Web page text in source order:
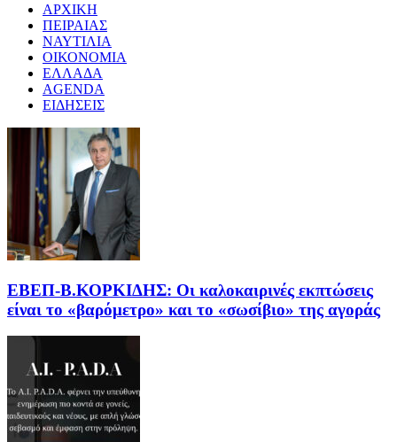
ΑΡΧΙΚΗ
ΠΕΙΡΑΙΑΣ
ΝΑΥΤΙΛΙΑ
ΟΙΚΟΝΟΜΙΑ
ΕΛΛΑΔΑ
AGENDA
ΕΙΔΗΣΕΙΣ
EΒΕΠ-Β.ΚΟΡΚΙΔΗΣ: Οι καλοκαιρινές εκπτώσεις
είναι το «βαρόμετρο» και το «σωσίβιο» της αγοράς